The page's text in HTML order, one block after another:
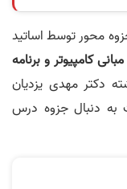
محور توسط اساتید
کامپیوتر و برنامه‌
دکتر مهدی یزدیان
به دنبال جزوه درس